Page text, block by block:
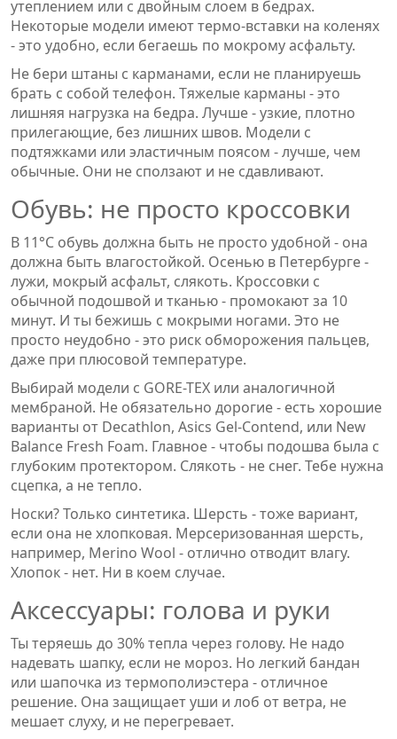
утеплением или с двойным слоем в бедрах.
Некоторые модели имеют термо-вставки на коленях
- это удобно, если бегаешь по мокрому асфальту.
Не бери штаны с карманами, если не планируешь
брать с собой телефон. Тяжелые карманы - это
лишняя нагрузка на бедра. Лучше - узкие, плотно
прилегающие, без лишних швов. Модели с
подтяжками или эластичным поясом - лучше, чем
обычные. Они не сползают и не сдавливают.
Обувь: не просто кроссовки
В 11°C обувь должна быть не просто удобной - она
должна быть влагостойкой. Осенью в Петербурге -
лужи, мокрый асфальт, слякоть. Кроссовки с
обычной подошвой и тканью - промокают за 10
минут. И ты бежишь с мокрыми ногами. Это не
просто неудобно - это риск обморожения пальцев,
даже при плюсовой температуре.
Выбирай модели с GORE-TEX или аналогичной
мембраной. Не обязательно дорогие - есть хорошие
варианты от Decathlon, Asics Gel-Contend, или New
Balance Fresh Foam. Главное - чтобы подошва была с
глубоким протектором. Слякоть - не снег. Тебе нужна
сцепка, а не тепло.
Носки? Только синтетика. Шерсть - тоже вариант,
если она не хлопковая. Мерсеризованная шерсть,
например, Merino Wool - отлично отводит влагу.
Хлопок - нет. Ни в коем случае.
Аксессуары: голова и руки
Ты теряешь до 30% тепла через голову. Не надо
надевать шапку, если не мороз. Но легкий бандан
или шапочка из термополиэстера - отличное
решение. Она защищает уши и лоб от ветра, не
мешает слуху, и не перегревает.